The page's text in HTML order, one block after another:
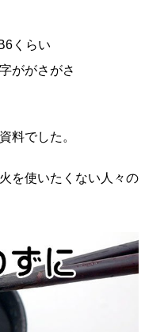
くらい
ががさがさ
料でした。
を使いたくない人々の